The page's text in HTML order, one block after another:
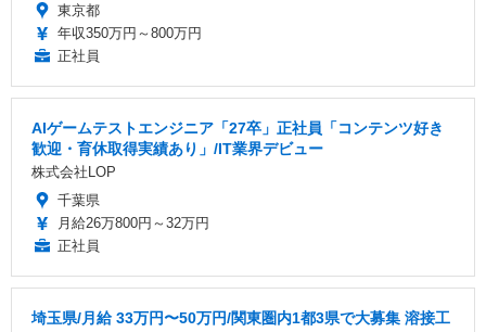
東京都
年収350万円～800万円
正社員
AIゲームテストエンジニア「27卒」正社員「コンテンツ好き
歓迎・育休取得実績あり」/IT業界デビュー
株式会社LOP
千葉県
月給26万800円～32万円
正社員
埼玉県/月給 33万円〜50万円/関東圏内1都3県で大募集 溶接工